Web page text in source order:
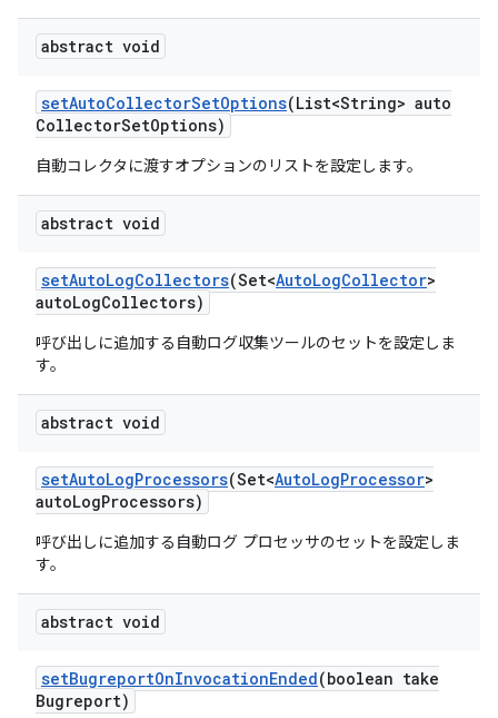
abstract void
setAutoCollectorSetOptions(List<String> auto
CollectorSetOptions)
自動コレクタに渡すオプションのリストを設定します。
abstract void
setAutoLogCollectors(Set<AutoLogCollector>
autoLogCollectors)
呼び出しに追加する自動ログ収集ツールのセットを設定しま
す。
abstract void
setAutoLogProcessors(Set<AutoLogProcessor>
autoLogProcessors)
呼び出しに追加する自動ログ プロセッサのセットを設定しま
す。
abstract void
setBugreportOnInvocationEnded(boolean take
Bugreport)